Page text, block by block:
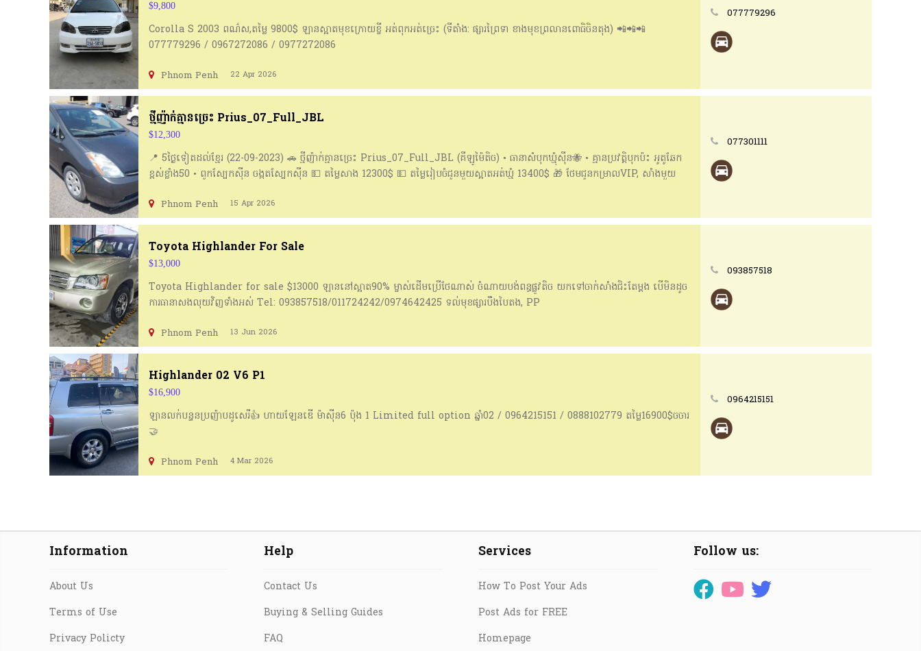
$9,800
Corolla S 2003​ ពណ៌ស​,​តម្លៃ​ 9800$​ ឡានស្អាតមុខក្រោយខ្ចី​ អត់ពុកអត់ច្រេះ (ទីតាំង​:​ ផ្សារព្រៃទា ខាងមុខព្រលានពោធិចិនតុង​)​ 📲📲📲
077779296​ /​ 0967272086​ /​ 0977272086
Phnom Penh 22 Apr 2026
077779296
ថ្មីញ៉ាក់គ្មានច្រេះ Prius_07_Full_JBL
$12,300
📍 5ថ្ងៃទៀតដល់ខ្មែរ (22-09-2023) 🚗 ថ្មីញ៉ាក់គ្មានច្រេះ Prius_07_Full_JBL (គីឡូម៉ៃតិច) • ធានាសំបុកឃ្មុំស៊ីន🐝 • គ្មានប្រវត្តិបុកប៉ះ អូតូឆែក
ខ្ពស់ខ្លាំង50 • ពូកស្បែកស៊ីន ចង្កូតស្បែកស៊ីន 💵 តម្លៃសាង 12300$ 💵 តម្លៃរៀបចំជូនមួយស្អាតអត់ឃ្មុំ 13400$ 🎁 ថែមជូនកម្រាលVIP, សាំងមួយ
Phnom Penh 15 Apr 2026
077301111
Toyota Highlander For Sale
$13,000
Toyota Highlander for sale $13000 ឡាននៅស្អាត90% ម្ចាស់ដើមប្រើថែណាស់ ចំណាយបង់ពន្ធផ្លូវតិច យកទៅចាក់សាំងជិះតែម្តង បើមិនដូច
ការធានាសងលុយវិញទាំងអស់ Tel: 093857518/011724242/0974642425 ទល់មុខផ្សារបឹងបៃតង, PP
Phnom Penh 13 Jun 2026
093857518
Highlander 02 V6 P1
$16,900
ឡានលក់បន្ទនប្រញ៉ាបដូសេរី👍 ហាយឡែនឌើ ម៉ាសុីន6 ប៉ុង 1 Limited full option ឆ្នាំ02 / 0964215151 / 0888102779 តម្លៃ16900$ចចារ
🤝
Phnom Penh 4 Mar 2026
0964215151
Information
About Us
Terms of Use
Privacy Policty
Help
Contact Us
Buying & Selling Guides
FAQ
Services
How To Post Your Ads
Post Ads for FREE
Homepage
Follow us: